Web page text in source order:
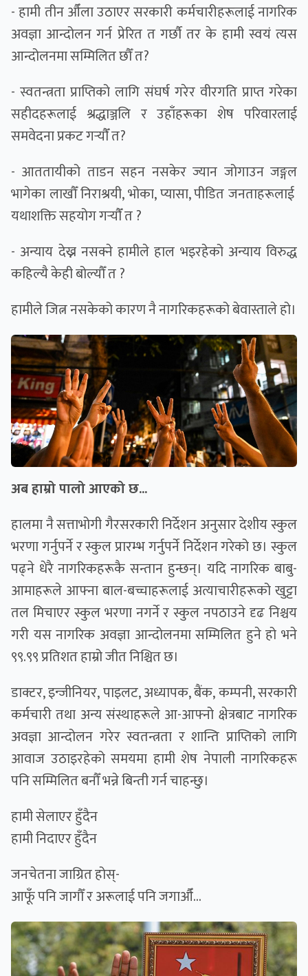
- हामी तीन औँला उठाएर सरकारी कर्मचारीहरूलाई नागरिक
अवज्ञा आन्दोलन गर्न प्रेरित त गर्छाै तर के हामी स्वयं त्यस
आन्दोलनमा सम्मिलित छौँ त?
- स्वतन्त्रता प्राप्तिको लागि संघर्ष गरेर वीरगति प्राप्त गरेका
सहीदहरूलाई श्रद्धाञ्जलि र उहाँहरूका शेष परिवारलाई
समवेदना प्रकट गर्‍याैँ त?
- आततायीको ताडन सहन नसकेर ज्यान जोगाउन जङ्गल
भागेका लाखौँ निराश्रयी, भोका, प्यासा, पीडित जनताहरूलाई
यथाशक्ति सहयोग गर्‍याैँ त ?
- अन्याय देख्न नसक्ने हामीले हाल भइरहेको अन्याय विरुद्ध
कहिल्यै केही बोल्यौँ त ?
हामीले जित्न नसकेको कारण नै नागरिकहरूको बेवास्ताले हो।
अब हाम्रो पालो आएको छ...
हालमा नै सत्ताभोगी गैरसरकारी निर्देशन अनुसार देशीय स्कुल
भरणा गर्नुपर्ने र स्कुल प्रारम्भ गर्नुपर्ने निर्देशन गरेको छ। स्कुल
पढ्ने धेरै नागरिकहरूकै सन्तान हुन्छन्। यदि नागरिक बाबु-
आमाहरूले आफ्ना बाल-बच्चाहरूलाई अत्याचारीहरूको खुट्टा
तल मिचाएर स्कुल भरणा नगर्ने र स्कुल नपठाउने दृढ निश्चय
गरी यस नागरिक अवज्ञा आन्दोलनमा सम्मिलित हुने हो भने
९९.९९ प्रतिशत हाम्रो जीत निश्चित छ।
डाक्टर, इन्जीनियर, पाइलट, अध्यापक, बैंक, कम्पनी, सरकारी
कर्मचारी तथा अन्य संस्थाहरूले आ-आफ्नो क्षेत्रबाट नागरिक
अवज्ञा आन्दोलन गरेर स्वतन्त्रता र शान्ति प्राप्तिको लागि
आवाज उठाइरहेको समयमा हामी शेष नेपाली नागरिकहरू
पनि सम्मिलित बनौँ भन्ने बिन्ती गर्न चाहन्छु।
हामी सेलाएर हुँदैन
हामी निदाएर हुँदैन
जनचेतना जाग्रित होस्-
आफूँ पनि जागौँ र अरूलाई पनि जगाऔँ...